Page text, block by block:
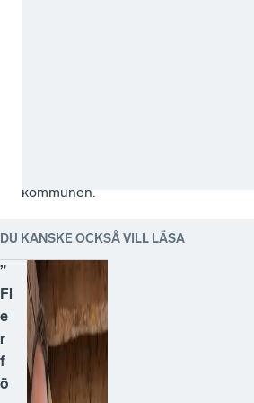
kommunen.
DU KANSKE OCKSÅ VILL LÄSA
”
Fl
e
r
f
ö